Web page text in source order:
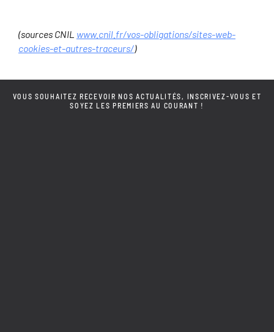
(sources CNIL www.cnil.fr/vos-obligations/sites-web-
cookies-et-autres-traceurs/)
VOUS SOUHAITEZ RECEVOIR NOS ACTUALITÉS, INSCRIVEZ-VOUS ET
SOYEZ LES PREMIERS AU COURANT !